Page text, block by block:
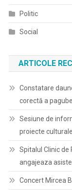
Politic
Social
ARTICOLE
Constatare
corectă a
Sesiune de
proiecte culturale
Spitalul Clinic de
angajeaza
Concert Mircea